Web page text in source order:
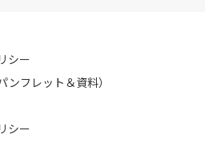
シー
ンフレット＆資料）
シー